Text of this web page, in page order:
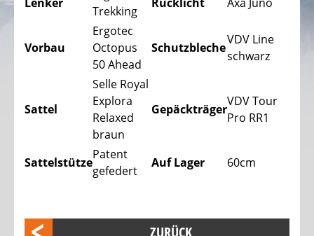
Tandem
Fahrräder
Liegeräder,
Dreiräder
Kinder
Liegeräder,
Dreiräder
DAS
ELEKTROFAHRRAD
PEDELEC
Trekking
Vorbau
Ergotec
Octopus
50 Ahead
Schutzbleche
VDV Line
schwarz
Sattel
Selle Royal
Explora
Relaxed
braun
Gepäckträger
VDV Tour
Pro RR1
Sattelstütze
Patent
gefedert
Auf Lager 60cm
ZURÜCK